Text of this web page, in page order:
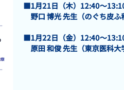
■1月21日（木）12:40～
野口 博光 先生（のぐち皮ふ
■1月22日（金）12:40～
原田 和俊 先生（東京医科大